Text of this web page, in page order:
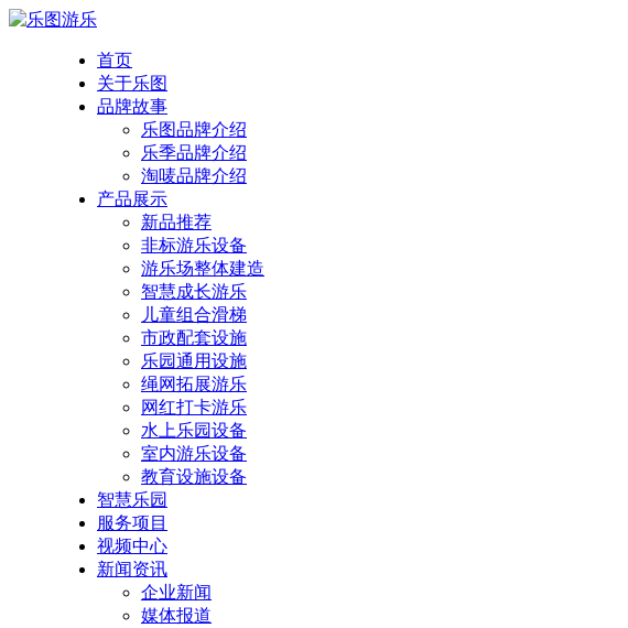
首页
关于乐图
品牌故事
乐图品牌介绍
乐季品牌介绍
淘唛品牌介绍
产品展示
新品推荐
非标游乐设备
游乐场整体建造
智慧成长游乐
儿童组合滑梯
市政配套设施
乐园通用设施
绳网拓展游乐
网红打卡游乐
水上乐园设备
室内游乐设备
教育设施设备
智慧乐园
服务项目
视频中心
新闻资讯
企业新闻
媒体报道